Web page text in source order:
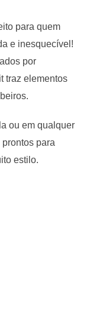
para quem
e inesquecível!
por
traz elementos
ou em qualquer
para
estilo.